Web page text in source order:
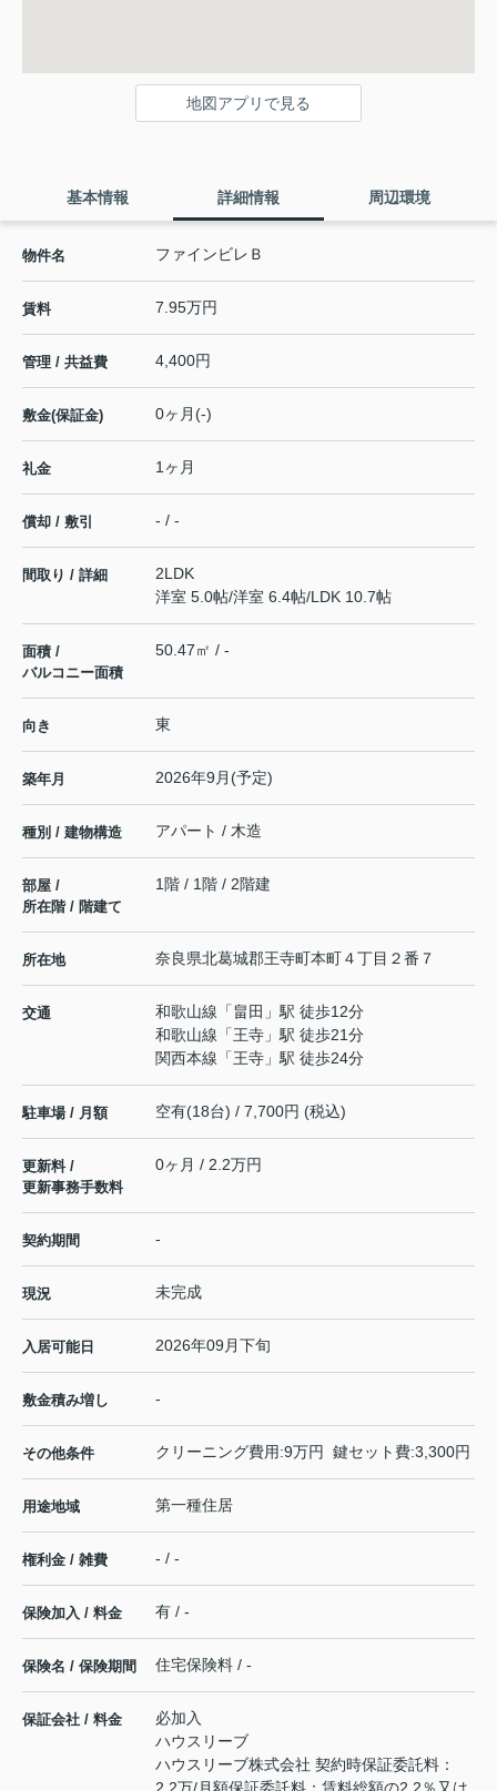
地図アプリで見る
基本情報 詳細情報 周辺環境
物件名 ファインビレＢ
賃料 7.95万円
管理 / 共益費 4,400円
敷金(保証金) 0ヶ月(-)
礼金 1ヶ月
償却 / 敷引 - / -
間取り / 詳細
2LDK
洋室 5.0帖/洋室 6.4帖/LDK 10.7帖
面積 /
バルコニー面積
50.47㎡ / -
向き 東
築年月 2026年9月(予定)
種別 / 建物構造 アパート / 木造
部屋 /
所在階 / 階建て
1階 / 1階 / 2階建
所在地 奈良県北葛城郡王寺町本町４丁目２番７
交通 和歌山線 「畠田 」駅 徒歩12分
和歌山線 「王寺 」駅 徒歩21分
関西本線 「王寺 」駅 徒歩24分
駐車場 / 月額 空有(18台) / 7,700円 (税込)
更新料 /
更新事務手数料
0ヶ月 / 2.2万円
契約期間 -
現況 未完成
入居可能日 2026年09月下旬
敷金積み増し -
その他条件 クリーニング費用:9万円 鍵セット費:3,300円
用途地域 第一種住居
権利金 / 雑費 - / -
保険加入 / 料金 有 / -
保険名 / 保険期間 住宅保険料 / -
保証会社 / 料金
必加入
ハウスリーブ
ハウスリーブ株式会社 契約時保証委託料：